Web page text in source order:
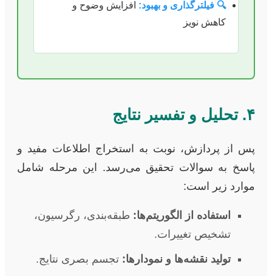
🔍 فیلترگذاری و بهبود: افزایش وضوح و
کاهش نویز
۴. تحلیل و تفسیر نتایج
پس از پردازش، نوبت به استخراج اطلاعات مفید و
پاسخ به سوالات تحقیق می‌رسد. این مرحله شامل
موارد زیر است:
استفاده از الگوریتم‌ها: طبقه‌بندی، رگرسیون،
تشخیص تغییرات.
تولید نقشه‌ها و نمودارها: تجسم بصری نتایج.